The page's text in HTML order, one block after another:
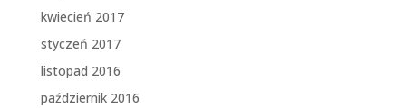
kwiecień 2017
styczeń 2017
listopad 2016
październik 2016